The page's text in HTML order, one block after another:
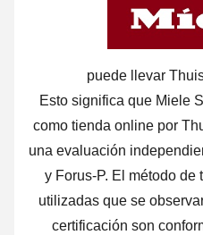
puede llevar
Esto significa que Miele
como tienda online por
una evaluación
y Forus-P. El método
utilizadas que se
certificación son